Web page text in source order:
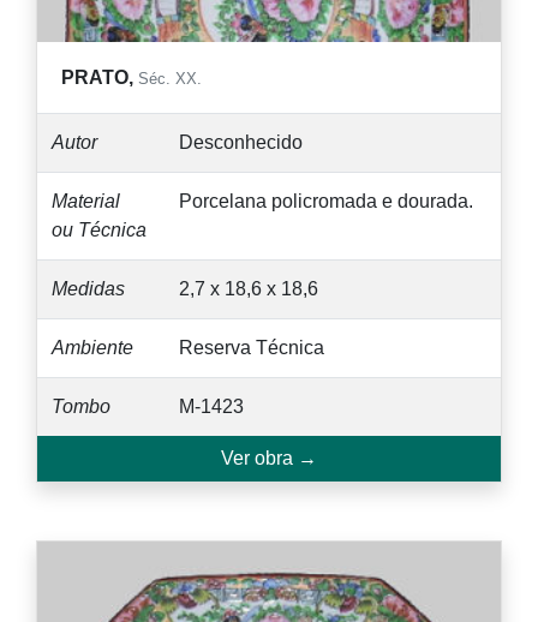
PRATO, Séc. XX.
Autor Desconhecido
Material
ou Técnica
Porcelana policromada e dourada.
Medidas 2,7 x 18,6 x 18,6
Ambiente Reserva Técnica
Tombo M-1423
Ver obra →